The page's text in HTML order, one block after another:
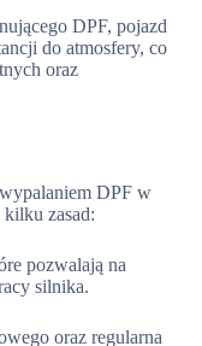
DPF, pojazd
do atmosfery, co
oraz
DPF w
zasad:
pozwalają na
silnika.
oraz regularna